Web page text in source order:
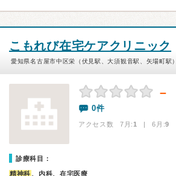
こもれび在宅ケアクリニック
愛知県名古屋市中区栄（伏見駅、大須観音駅、矢場町駅）
－
0件
アクセス数 7月:1 | 6月:9
診療科目：
精神科 、内科、在宅医療